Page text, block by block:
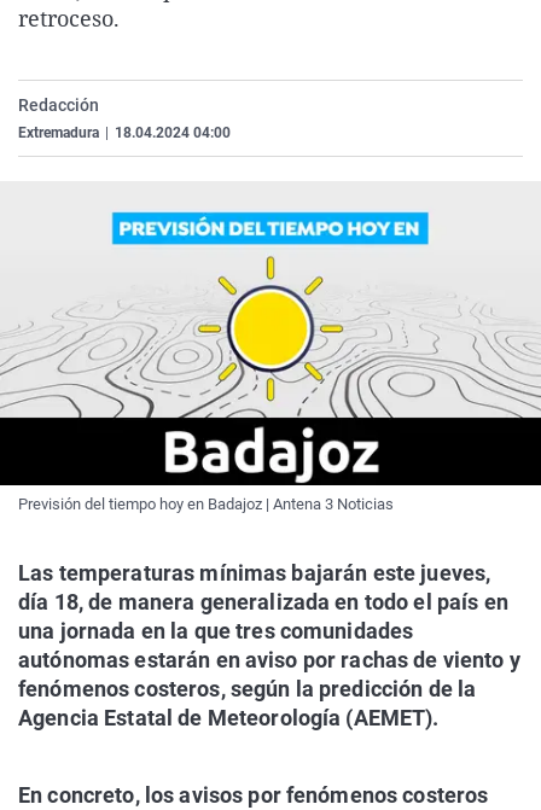
retroceso.
Redacción
Extremadura 18.04.2024 04:00
Previsión del tiempo hoy en Badajoz | Antena 3 Noticias
Las temperaturas mínimas bajarán este jueves,
día 18, de manera generalizada en todo el país en
una jornada en la que tres comunidades
autónomas estarán en aviso por rachas de viento y
fenómenos costeros, según la predicción de la
Agencia Estatal de Meteorología (AEMET).
En concreto, los avisos por fenómenos costeros